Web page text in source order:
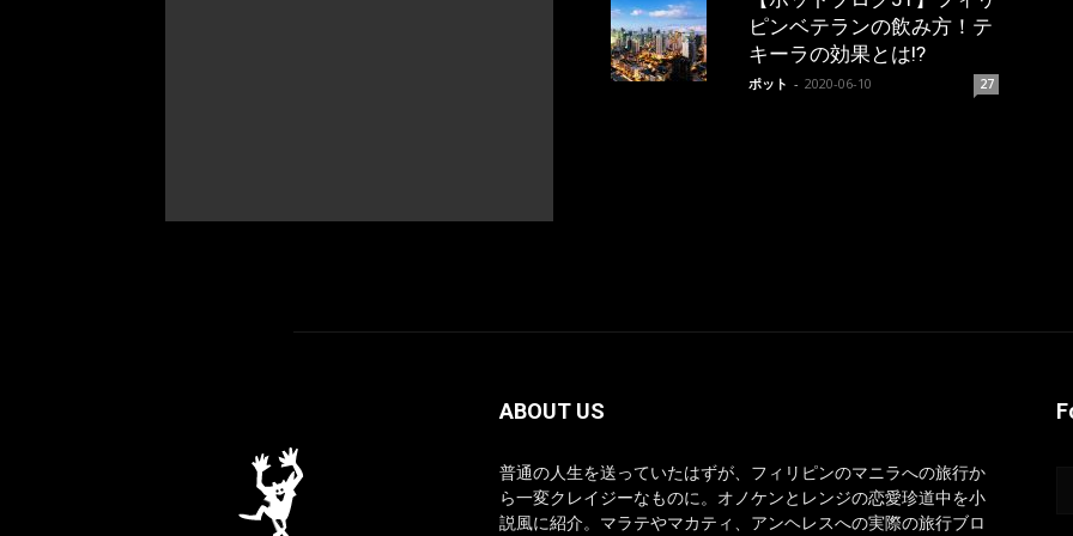
ピンベテランの飲み方！テ
キーラの効果とは!?
ポット - 2020-06-10 27
ABOUT US
普通の人生を送っていたはずが、フィリピンのマニラへの旅行か
ら一変クレイジーなものに。オノケンとレンジの恋愛珍道中を小
説風に紹介。マラテやマカティ、アンヘレスへの実際の旅行ブロ